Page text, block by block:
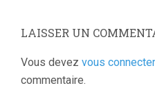
LAISSER UN
Vous devez vous connecter
commentaire.